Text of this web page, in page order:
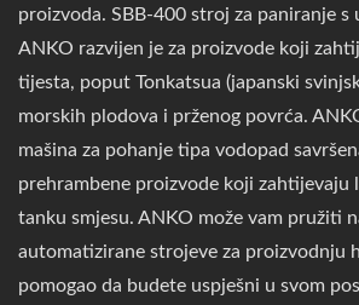
proizvoda. SBB-400 stroj za paniranje
ANKO razvijen je za proizvode koji
tijesta, poput Tonkatsua (japanski
morskih plodova i prženog povrća.
mašina za pohanje tipa vodopad
prehrambene proizvode koji zahtijevaju
tanku smjesu. ANKO može vam pružiti
automatizirane strojeve za proizvodnju
pomogao da budete uspješni u svom